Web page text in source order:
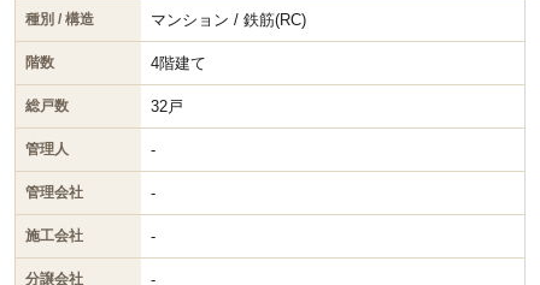
種別 / 構造 マンション / 鉄筋(RC)
階数 4階建て
総戸数 32戸
管理人 -
管理会社 -
施工会社 -
分譲会社 -